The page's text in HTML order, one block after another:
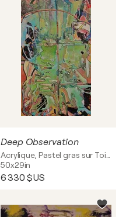
Deep Observation
50x29in
6 330 $US